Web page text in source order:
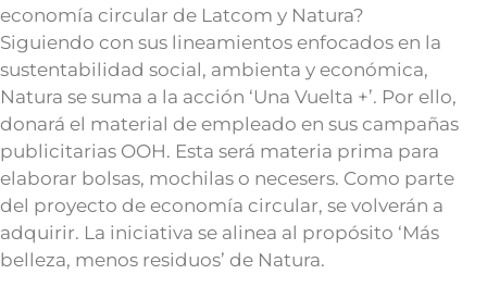
economía circular de Latcom y Natura?
Siguiendo con sus lineamientos enfocados en la
sustentabilidad social, ambienta y económica,
Natura se suma a la acción ‘Una Vuelta +’. Por ello,
donará el material de empleado en sus campañas
publicitarias OOH. Esta será materia prima para
elaborar bolsas, mochilas o necesers. Como parte
del proyecto de economía circular, se volverán a
adquirir. La iniciativa se alinea al propósito ‘Más
belleza, menos residuos’ de Natura.